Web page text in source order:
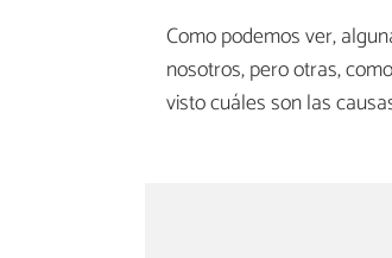
Como podemos ver,
nosotros, pero otras,
visto cuáles son las